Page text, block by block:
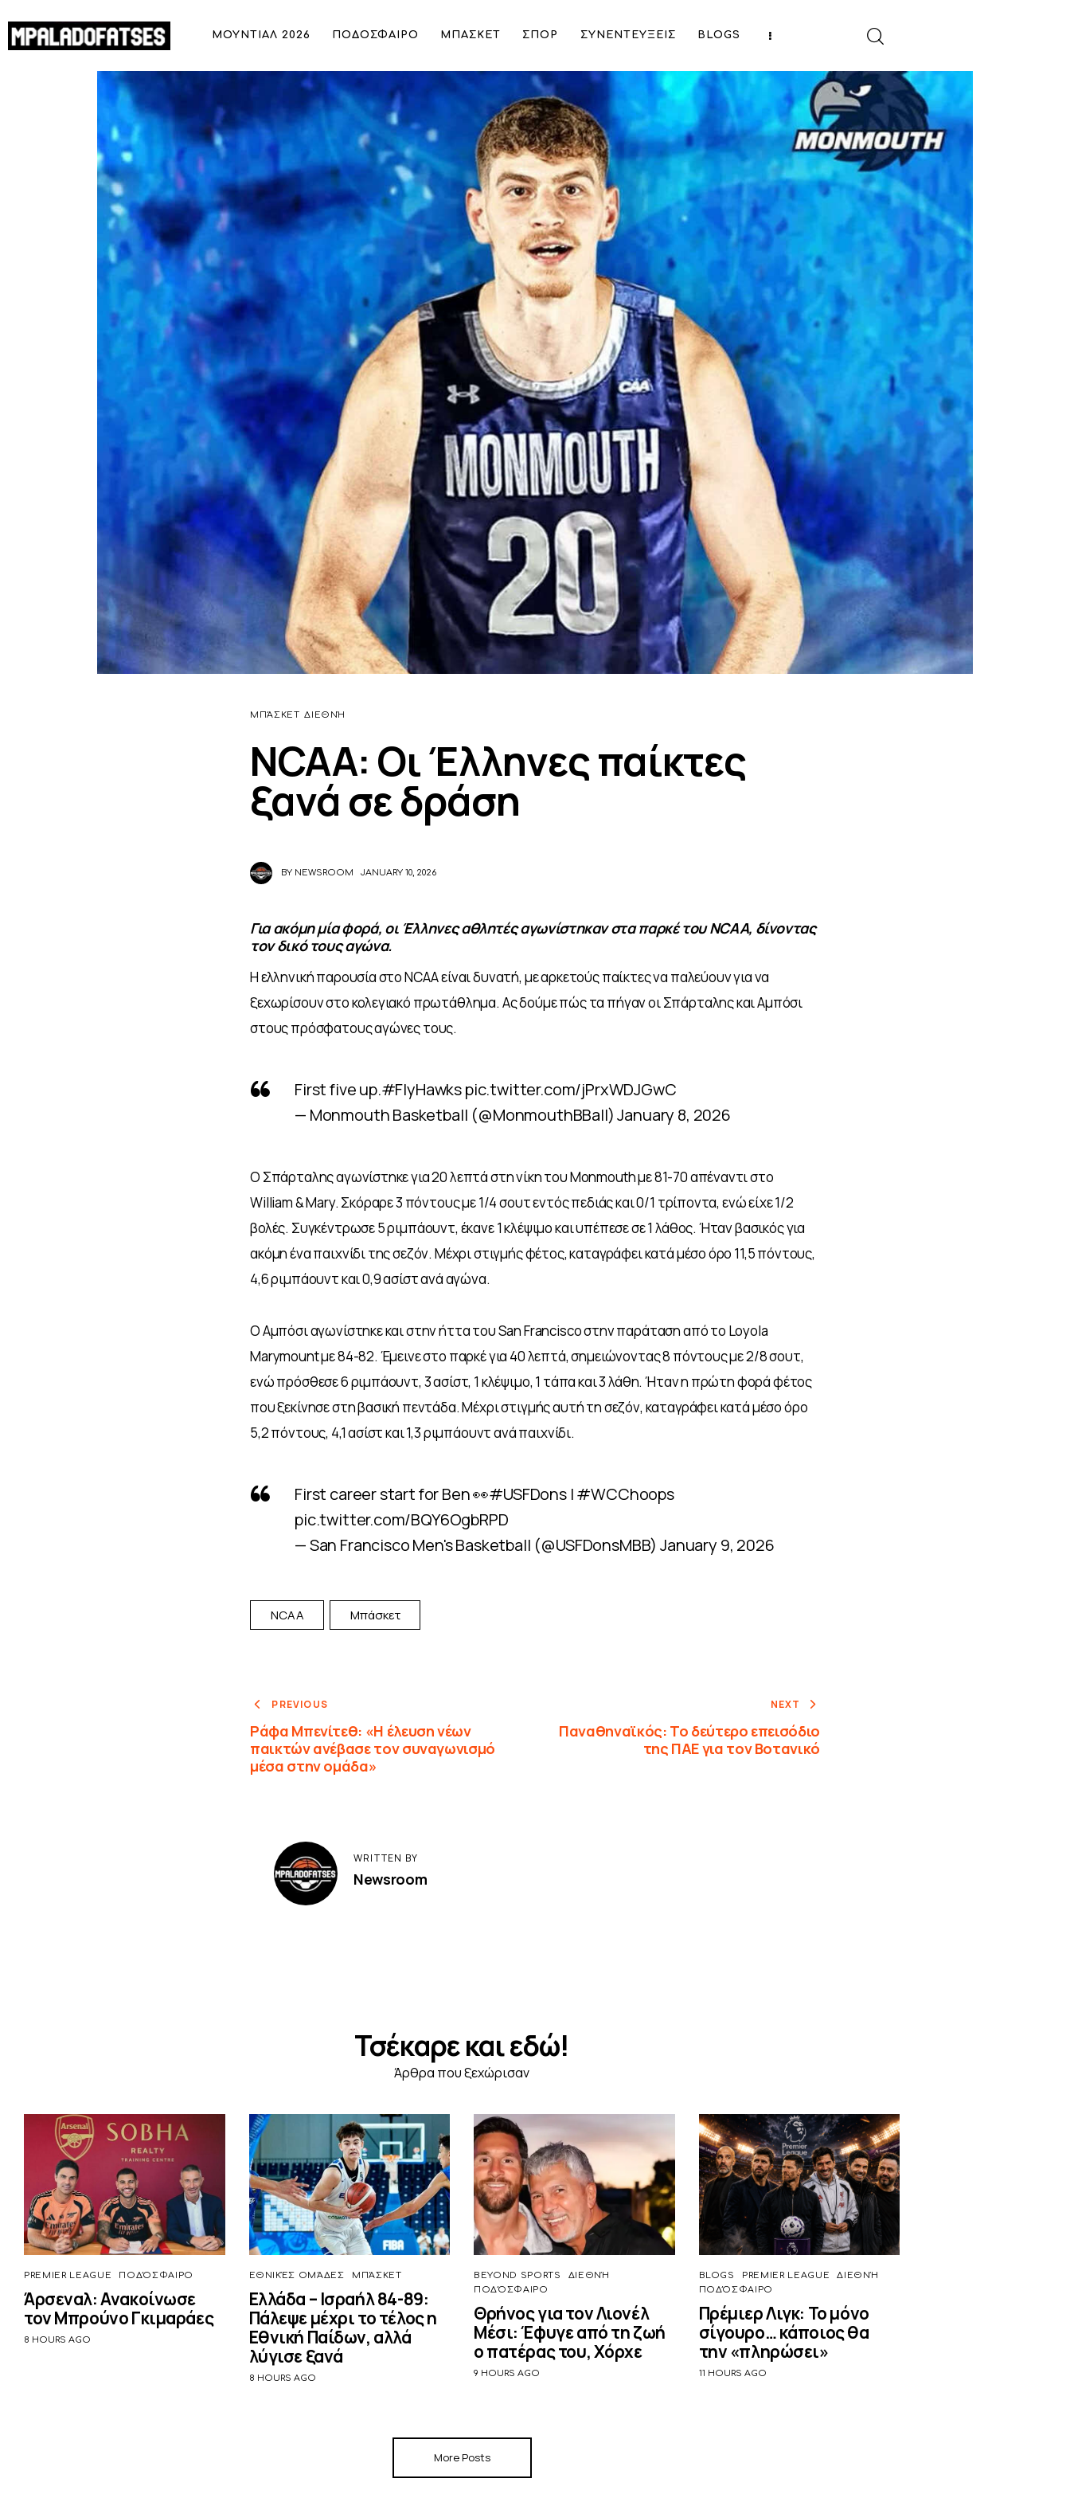
ΜΟΥΝΤΙΑΛ 2026 ΠΟΔΟΣΦΑΙΡΟ ΜΠΑΣΚΕΤ ΣΠΟΡ ΣΥΝΕΝΤΕΥΞΕΙΣ BLOGS
NCAA: Οι Έλληνες παίκτες ξανά σε δράση
ΜΟΥΝΤΙΑΛ 2026
ΣΥΝΕΝΤΕΥΞΕΙΣ
BEYOND SPORTS
ΑΦΙΕΡΩΜΑΤΑ
MEET THE TEAM
ΜΠΆΣΚΕΤ ΔΙΕΘΝΉ
NCAA: Οι Έλληνες παίκτες
ξανά σε δράση
BY NEWSROOM JANUARY 10, 2026
Για ακόμη μία φορά, οι Έλληνες αθλητές αγωνίστηκαν στα παρκέ του NCAA, δίνοντας
τον δικό τους αγώνα.
Η ελληνική παρουσία στο NCAA είναι δυνατή, με αρκετούς παίκτες να παλεύουν για να
ξεχωρίσουν στο κολεγιακό πρωτάθλημα. Ας δούμε πώς τα πήγαν οι Σπάρταλης και Αμπόσι
στους πρόσφατους αγώνες τους.
First five up.#FlyHawkspic.twitter.com/jPrxWDJGwC
— Monmouth Basketball (@MonmouthBBall)January 8, 2026
Ο Σπάρταλης αγωνίστηκε για 20 λεπτά στη νίκη του Monmouth με 81-70 απέναντι στο
William & Mary. Σκόραρε 3 πόντους με 1/4 σουτ εντός πεδιάς και 0/1 τρίποντα, ενώ είχε 1/2
βολές. Συγκέντρωσε 5 ριμπάουντ, έκανε 1 κλέψιμο και υπέπεσε σε 1 λάθος. Ήταν βασικός για
ακόμη ένα παιχνίδι της σεζόν. Μέχρι στιγμής φέτος, καταγράφει κατά μέσο όρο 11,5 πόντους,
4,6 ριμπάουντ και 0,9 ασίστ ανά αγώνα.
Ο Αμπόσι αγωνίστηκε και στην ήττα του San Francisco στην παράταση από το Loyola
Marymount με 84-82. Έμεινε στο παρκέ για 40 λεπτά, σημειώνοντας 8 πόντους με 2/8 σουτ,
ενώ πρόσθεσε 6 ριμπάουντ, 3 ασίστ, 1 κλέψιμο, 1 τάπα και 3 λάθη. Ήταν η πρώτη φορά φέτος
που ξεκίνησε στη βασική πεντάδα. Μέχρι στιγμής αυτή τη σεζόν, καταγράφει κατά μέσο όρο
5,2 πόντους, 4,1 ασίστ και 1,3 ριμπάουντ ανά παιχνίδι.
First career start for Ben 👀#USFDons|#WCChoops
pic.twitter.com/BQY6OgbRPD
— San Francisco Men's Basketball (@USFDonsMBB)January 9, 2026
NCAA Μπάσκετ
PREVIOUS
Ράφα Μπενίτεθ: «Η έλευση νέων
παικτών ανέβασε τον συναγωνισμό
μέσα στην ομάδα»
NEXT
Παναθηναϊκός: Το δεύτερο επεισόδιο
της ΠΑΕ για τον Βοτανικό
WRITTEN BY
Newsroom
Τσέκαρε και εδώ!
Άρθρα που ξεχώρισαν
PREMIER LEAGUE ΠΟΔΌΣΦΑΙΡΟ
Άρσεναλ: Ανακοίνωσε
τον Μπρούνο Γκιμαράες
8 HOURS AGO
ΕΘΝΙΚΈΣ ΟΜΆΔΕΣ ΜΠΆΣΚΕΤ
Ελλάδα – Ισραήλ 84-89:
Πάλεψε μέχρι το τέλος η
Εθνική Παίδων, αλλά
λύγισε ξανά
8 HOURS AGO
BEYOND SPORTS
ΔΙΕΘΝΉ
ΠΟΔΌΣΦΑΙΡΟ
Θρήνος για τον Λιονέλ
Μέσι: Έφυγε από τη ζωή
ο πατέρας του, Χόρχε
9 HOURS AGO
BLOGS PREMIER LEAGUE
ΔΙΕΘΝΉ
ΠΟΔΌΣΦΑΙΡΟ
Πρέμιερ Λιγκ: Το μόνο
σίγουρο… κάποιος θα
την «πληρώσει»
11 HOURS AGO
More Posts